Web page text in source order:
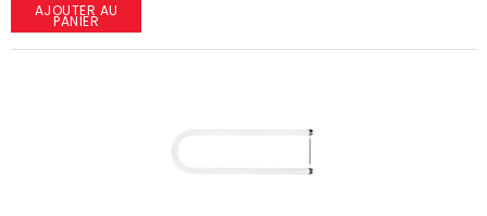
AJOUTER AU
PANIER